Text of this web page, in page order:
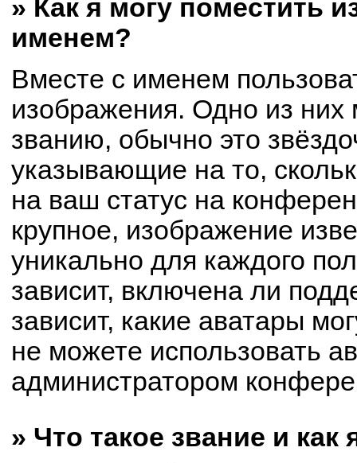
» Как я могу поместить
именем?
Вместе с именем
изображения. Одно из них
званию, обычно это
указывающие на то,
на ваш статус на
крупное, изображение
уникально для каждого
зависит, включена ли
зависит, какие аватары
не можете использовать
администратором
» Что такое звание и как